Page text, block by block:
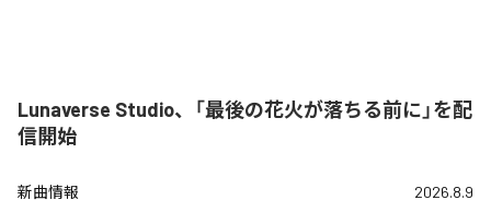
Lunaverse Studio、「最後の花火が落ちる前に」を配
信開始
新曲情報 2026.8.9